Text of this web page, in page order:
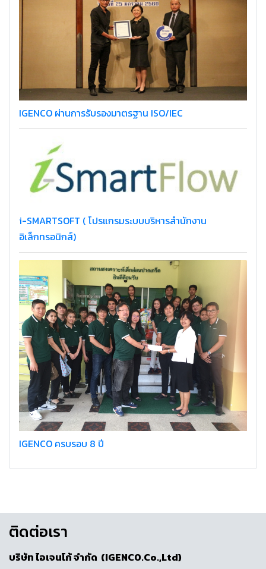
IGENCO ผ่านการรับรองมาตรฐาน ISO/IEC
i-SMARTSOFT ( โปรแกรมระบบบริหารสำนักงาน
อิเล็กทรอนิกส์)
IGENCO ครบรอบ 8 ปี
ติดต่อเรา
บริษัท ไอเจนโก้ จำกัด (IGENCO.Co.,Ltd)